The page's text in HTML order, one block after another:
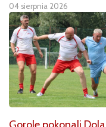
04 sierpnia 2026